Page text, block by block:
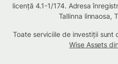
licență 4.1-1/174. Adresa
Tallinna linnaosa,
Toate serviciile de investiții
Wise Assets